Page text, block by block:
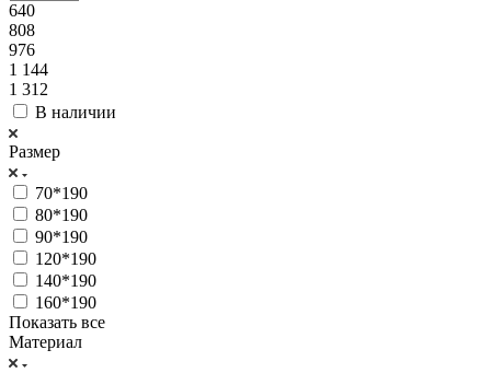
640
808
976
1 144
1 312
В наличии
Размер
70*190
80*190
90*190
120*190
140*190
160*190
Показать все
Материал